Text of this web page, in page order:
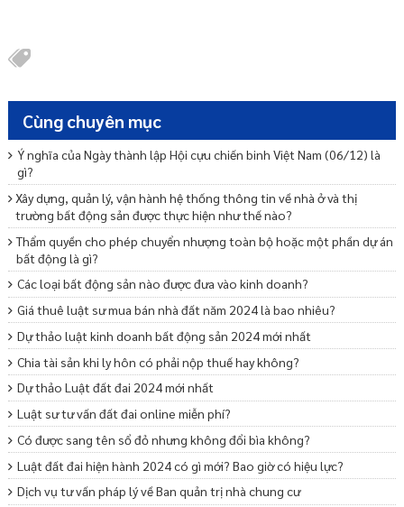
Cùng chuyên mục
Ý nghĩa của Ngày thành lập Hội cựu chiến binh Việt Nam (06/12) là
gì?
Xây dựng, quản lý, vận hành hệ thống thông tin về nhà ở và thị
trường bất động sản được thực hiện như thế nào?
Thẩm quyền cho phép chuyển nhượng toàn bộ hoặc một phần dự án
bất động là gì?
Các loại bất động sản nào được đưa vào kinh doanh?
Giá thuê luật sư mua bán nhà đất năm 2024 là bao nhiêu?
Dự thảo luật kinh doanh bất động sản 2024 mới nhất
Chia tài sản khi ly hôn có phải nộp thuế hay không?
Dự thảo Luật đất đai 2024 mới nhất
Luật sư tư vấn đất đai online miễn phí?
Có được sang tên sổ đỏ nhưng không đổi bìa không?
Luật đất đai hiện hành 2024 có gì mới? Bao giờ có hiệu lực?
Dịch vụ tư vấn pháp lý về Ban quản trị nhà chung cư